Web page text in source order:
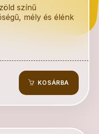
színű
mély és élénk
KOSÁRBA